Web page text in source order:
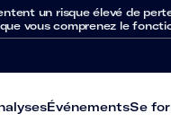
un risque élevé de
vous comprenez le
ÉvénementsSe